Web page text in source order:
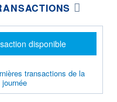
disponible
transactions de la
journée